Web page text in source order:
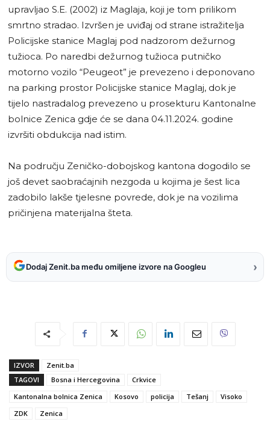
upravljao S.E. (2002) iz Maglaja, koji je tom prilikom
smrtno stradao. Izvršen je uviđaj od strane istražitelja
Policijske stanice Maglaj pod nadzorom dežurnog
tužioca. Po naredbi dežurnog tužioca putničko
motorno vozilo “Peugeot” je prevezeno i deponovano
na parking prostor Policijske stanice Maglaj, dok je
tijelo nastradalog prevezeno u prosekturu Kantonalne
bolnice Zenica gdje će se dana 04.11.2024. godine
izvršiti obdukcija nad istim.
Na području Zeničko-dobojskog kantona dogodilo se
još devet saobraćajnih nezgoda u kojima je šest lica
zadobilo lakše tjelesne povrede, dok je na vozilima
pričinjena materijalna šteta.
Dodaj Zenit.ba među omiljene izvore na Googleu ›
IZVOR
Zenit.ba
TAGOVI
Bosna i Hercegovina
Crkvice
Kantonalna bolnica Zenica
Kosovo policija Tešanj
Visoko
ZDK
Zenica